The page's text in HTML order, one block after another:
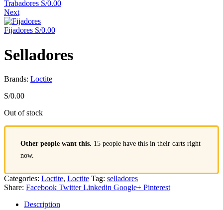
Trabadores S/0.00
Next
Fijadores S/0.00
Selladores
Brands: Loctite
S/0.00
Out of stock
Other people want this. 15 people have this in their carts right
now.
Categories: Loctite, Loctite Tag: selladores
Share: Facebook Twitter Linkedin Google+ Pinterest
Description